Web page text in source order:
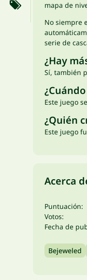
mapa de
No siempre
serie de
¿Hay
Sí, también
Este juego
¿Quién
Este juego
Acerca
Puntuación:
Votos:
Fecha de
Bejeweled